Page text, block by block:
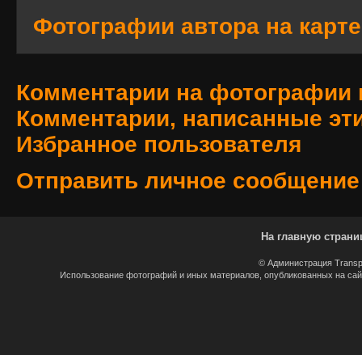
Фотографии автора на карте
Комментарии на фотографии
Комментарии, написанные
Избранное пользователя
Отправить личное
На главную
© Администрация
Использование фотографий и иных материалов, опубликованных на